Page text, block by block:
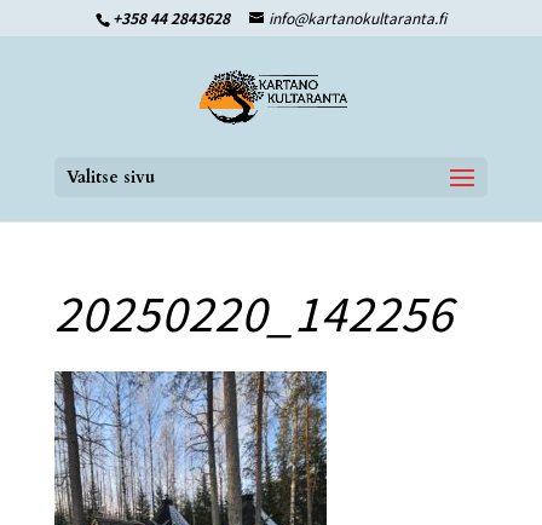
+358 44 2843628 info@kartanokultaranta.fi
Valitse sivu
20250220_142256